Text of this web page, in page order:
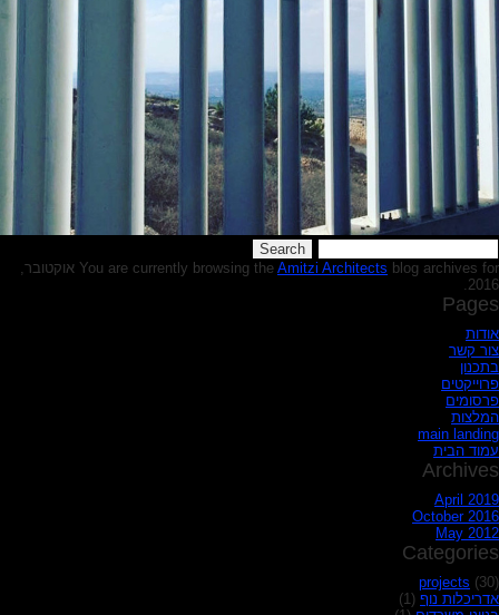
Search
for:
You are currently browsing the Amitzi Architects
blog archives for אוקטובר,
2016.
Pages
אודות
צור קשר
בתכנון
פרוייקטים
פרסומים
המלצות
main landing
עמוד הבית
Archives
April 2019
October 2016
May 2012
Categories
projects (30)
אדריכלות נוף (1)